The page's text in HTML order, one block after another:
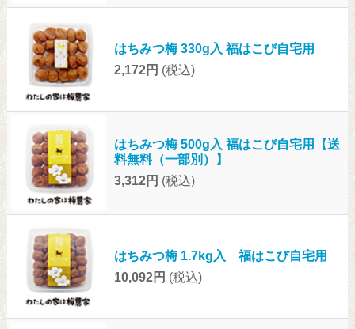
はちみつ梅 330g入 福はこび自宅用
2,172円 (税込)
はちみつ梅 500g入 福はこび自宅用【送
料無料（一部別）】
3,312円 (税込)
はちみつ梅 1.7kg入 福はこび自宅用
10,092円 (税込)